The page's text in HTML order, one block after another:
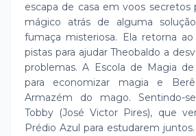
escapa de casa em voos secretos
mágico atrás de alguma
fumaça misteriosa. Ela retorna
pistas para ajudar Theobaldo a
problemas. A Escola de Magia
para economizar magia e
Armazém do mago. Sentindo-
Tobby (José Victor Pires), que
Prédio Azul para estudarem